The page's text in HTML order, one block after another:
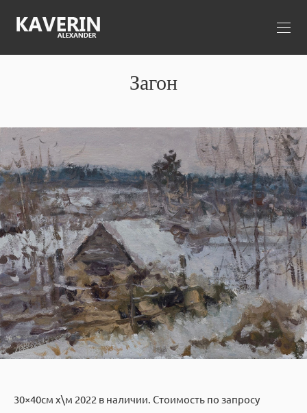
Загон
30×40см х\м 2022 в наличии. Стоимость по запросу